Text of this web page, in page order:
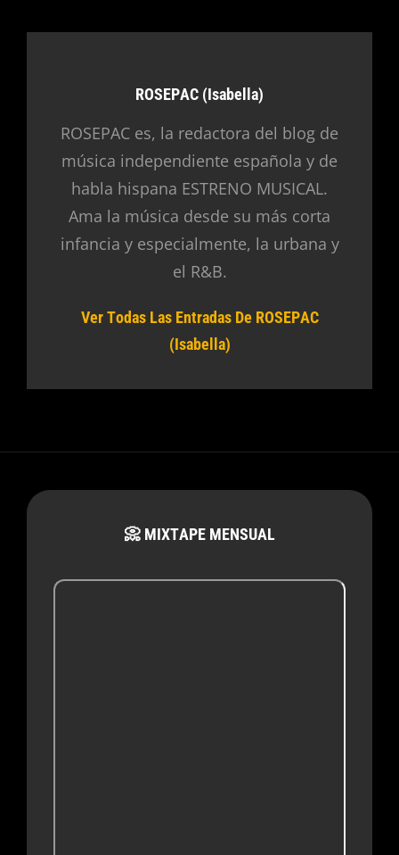
Autor:
ROSEPAC (Isabella)
ROSEPAC es, la redactora del blog de
música independiente española y de
habla hispana ESTRENO MUSICAL.
Ama la música desde su más corta
infancia y especialmente, la urbana y
el R&B.
Ver Todas Las Entradas De ROSEPAC
(Isabella)
📀 MIXTAPE MENSUAL